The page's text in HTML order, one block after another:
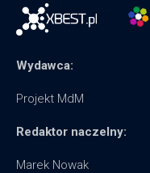
Wydawca:
Projekt MdM
Redaktor naczelny:
Marek Nowak